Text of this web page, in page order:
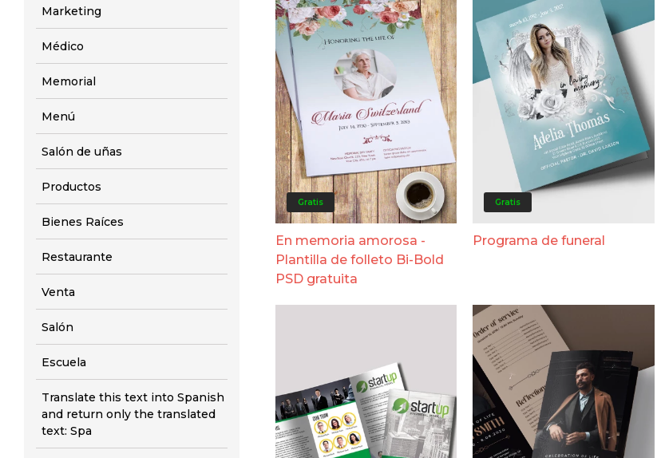
Marketing
Médico
Memorial
Menú
Salón de uñas
Productos
Bienes Raíces
Restaurante
Venta
Salón
Escuela
Translate this text into Spanish
and return only the translated
text: Spa
Gratis
En memoria amorosa -
Plantilla de folleto Bi-Bold
PSD gratuita
Gratis
Programa de funeral